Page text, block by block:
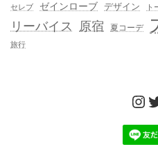
セレブ ゼインローブ デザイン ト
リーバイス 原宿 夏コーデ
旅行